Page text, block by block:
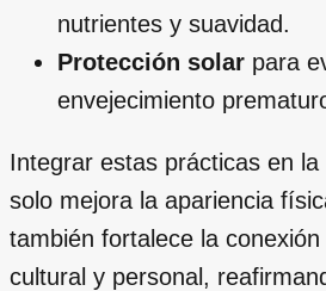
nutrientes y suavidad.
Protección solar para
envejecimiento
Integrar estas prácticas en
solo mejora la apariencia
también fortalece la conexión
cultural y personal,